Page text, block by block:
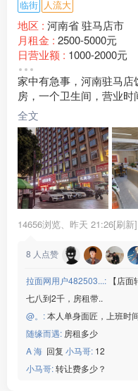
临街 人流大
地区 : 河南省 驻马店市
月租金 : 2500-5000元
日营业额 : 1000-2000元
转让费 :
水电费 :500-800元
外卖情况 :偶尔
店面面积 :
周边环境 :工厂 学校 小
店内设施 :水电 电视 空
家中有急事，河南驻马
房，一个卫生间，营业
金到11月份下调。没有团
修中，有提升发展的空
门口可以停十几辆车。
全文
14656浏览、 昨天 21:26[刷新]
8 人点赞
拉面网用户482503...: 【店
七八到2千，房租带..
@。:本人单身面匠，上班时
随缘而遇: 房租多少
A 海 回复 小马哥: 12
小马哥:转让费多少？